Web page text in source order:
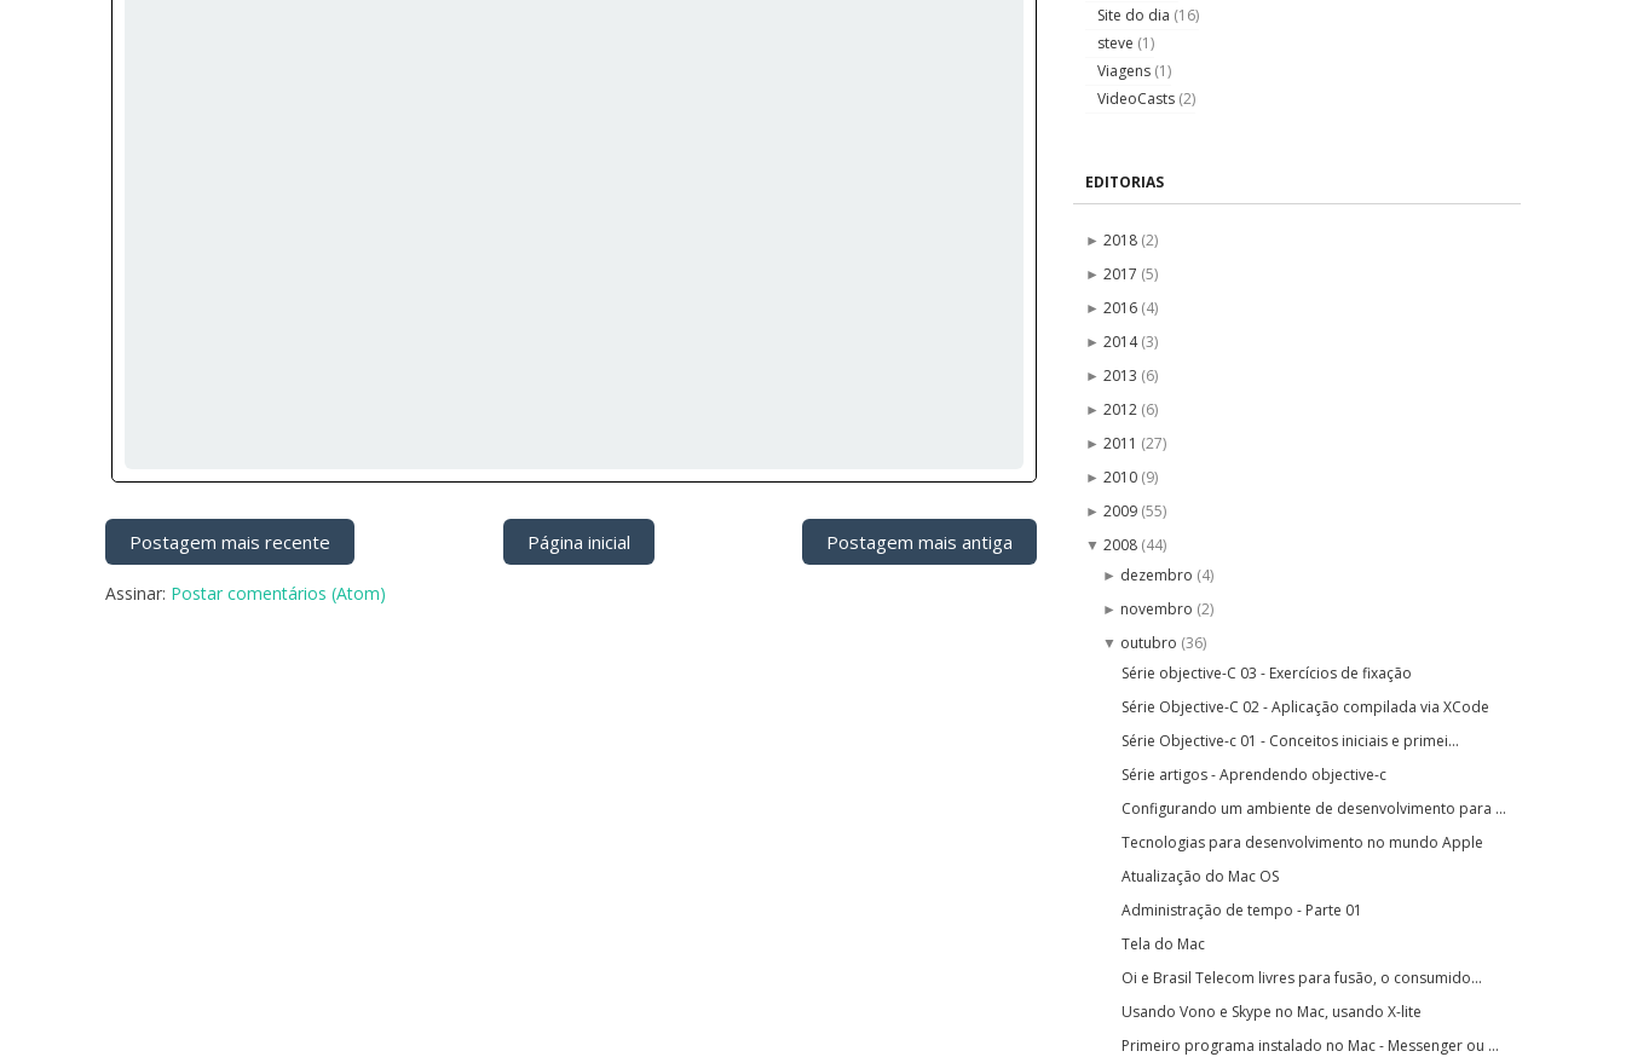
Postagem mais recente Postagem mais antiga
Página inicial
Assinar: Postar comentários (Atom)
Site do dia (16)
steve (1)
Viagens (1)
VideoCasts (2)
EDITORIAS
► 2018 (2)
► 2017 (5)
► 2016 (4)
► 2014(3)
► 2013 (6)
► 2012 (6)
► 2011 (27)
► 2010 (9)
► 2009 (55)
▼ 2008 (44)
► dezembro (4)
► novembro (2)
▼ outubro (36)
Série objective-C 03 - Exercícios de fixação
Série Objective-C 02 - Aplicação compilada via XCode
Série Objective-c 01 - Conceitos iniciais e primei...
Série artigos - Aprendendo objective-c
Configurando um ambiente de desenvolvimento para ...
Tecnologias para desenvolvimento no mundo Apple
Atualização do Mac OS
Administração de tempo - Parte 01
Tela do Mac
Oi e Brasil Telecom livres para fusão, o consumido...
Usando Vono e Skype no Mac, usando X-lite
Primeiro programa instalado no Mac - Messenger ou ...